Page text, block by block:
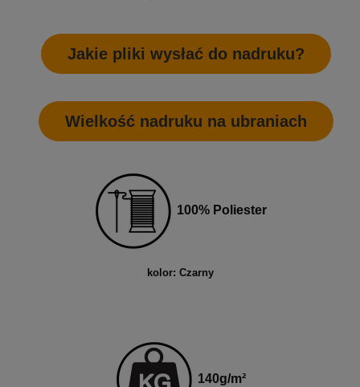
Jakie pliki wysłać do nadruku?
Wielkość nadruku na ubraniach
100% Poliester
kolor: Czarny
140g/m²